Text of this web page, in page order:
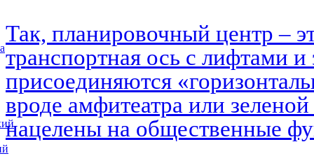
Так, планировочный центр –
транспортная ось с лифтами и
присоединяются
вроде амфитеатра или
нацелены на общественные